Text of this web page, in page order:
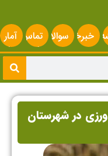
خبرخوانسوالات
متداول
تماس
با ما
آمار
در شهرستان